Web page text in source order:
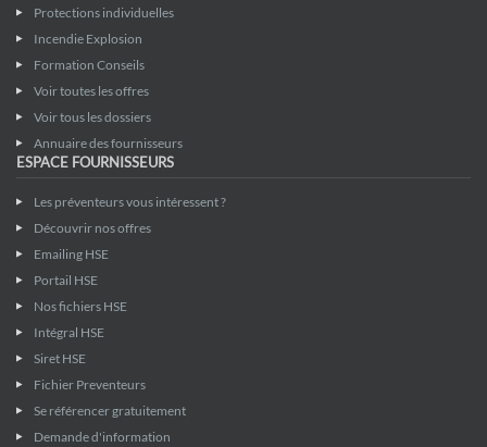
Protections individuelles
Incendie Explosion
Formation Conseils
Voir toutes les offres
Voir tous les dossiers
Annuaire des fournisseurs
ESPACE FOURNISSEURS
Les préventeurs vous intéressent ?
Découvrir nos offres
Emailing HSE
Portail HSE
Nos fichiers HSE
Intégral HSE
Siret HSE
Fichier Preventeurs
Se référencer gratuitement
Demande d'information